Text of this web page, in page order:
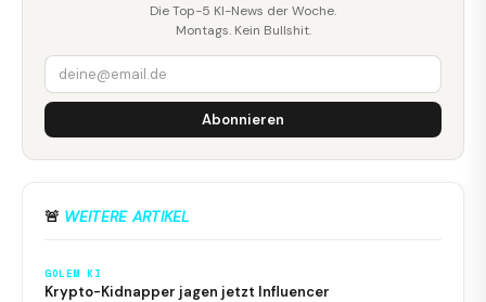
Die Top-5 KI-News der Woche.
Montags. Kein Bullshit.
Abonnieren
🚨 WEITERE ARTIKEL
GOLEM KI
Krypto-Kidnapper jagen jetzt Influencer